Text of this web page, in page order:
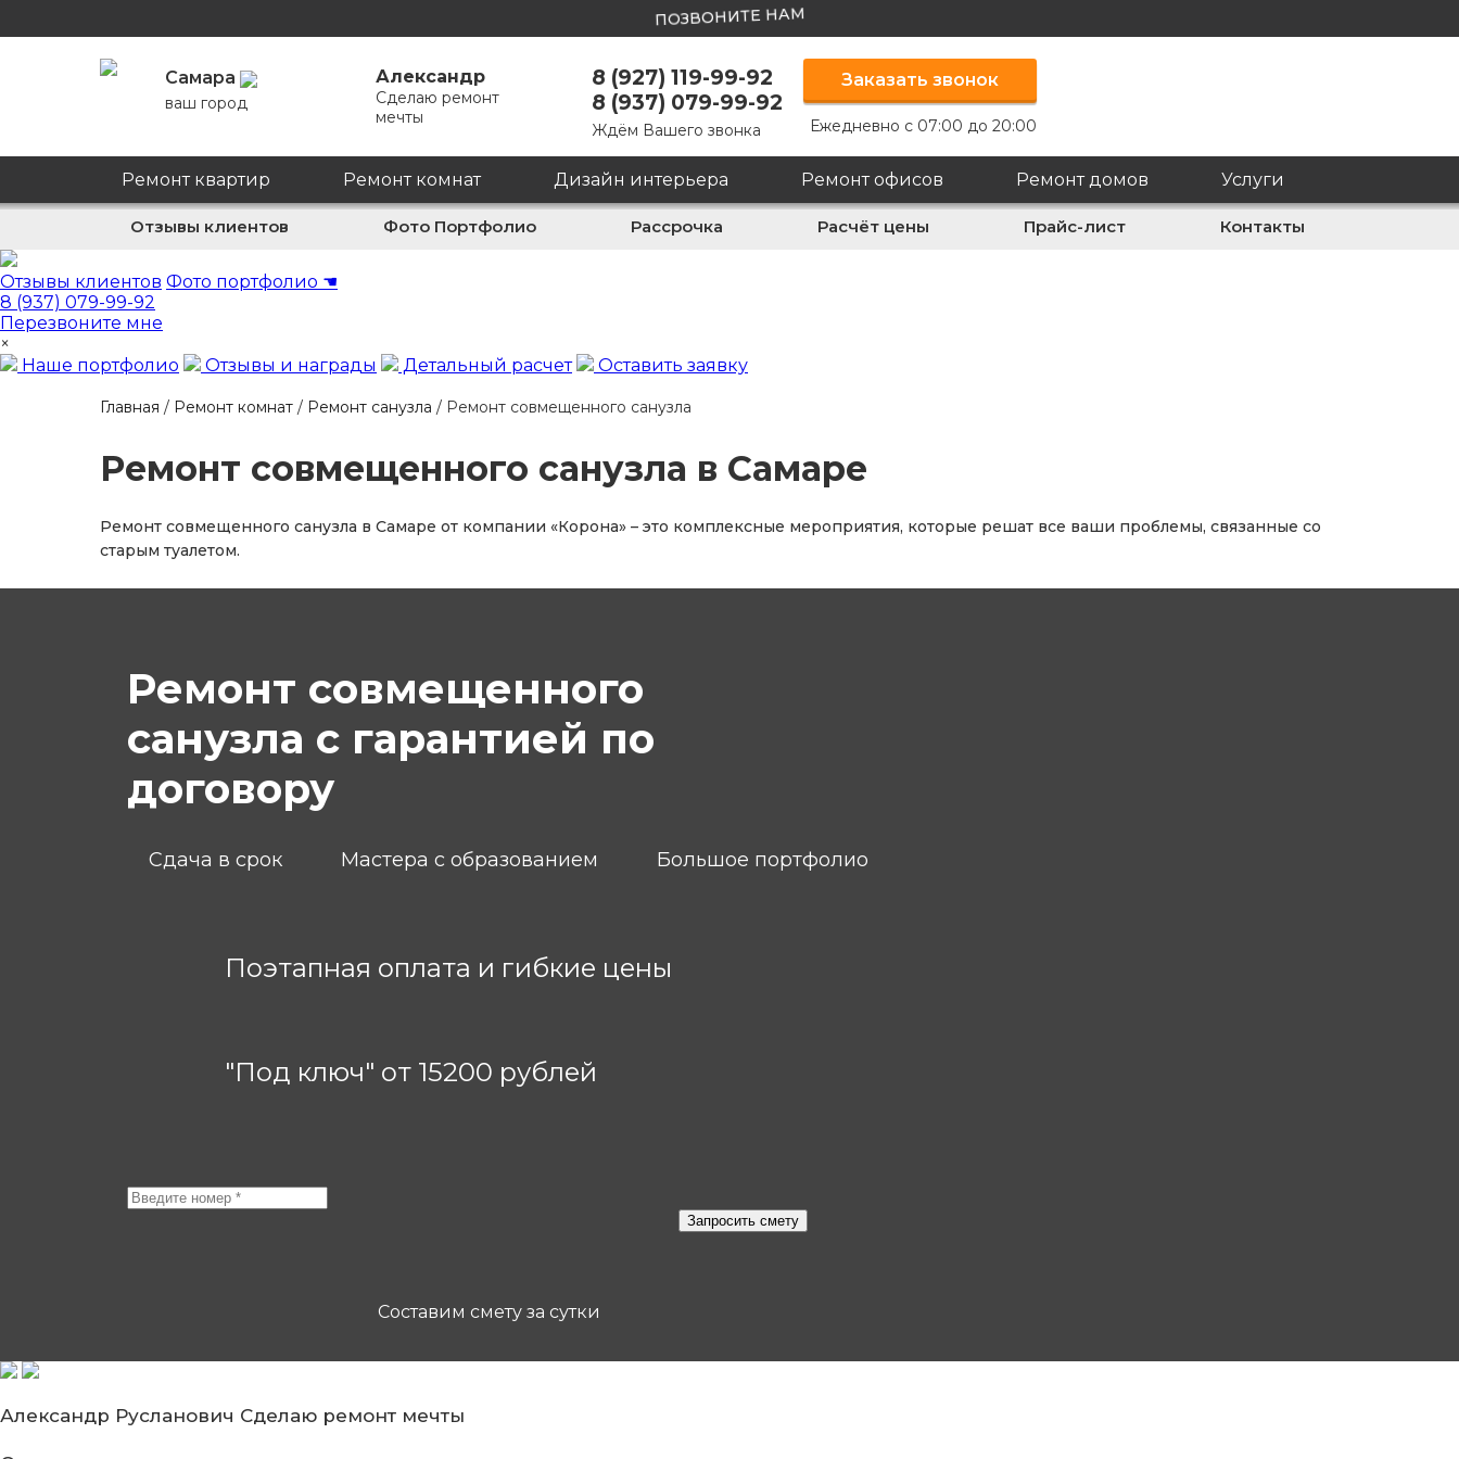
ПОЗВОНИТЕ НАМ
Самара
ваш город
Александр
Сделаю ремонт
мечты
8 (927) 119-99-92
8 (937) 079-99-92
Ждём Вашего звонка
Заказать звонок
Ежедневно с 07:00 до 20:00
Ремонт квартир Ремонт комнат Дизайн интерьера Ремонт офисов Ремонт домов Услуги
Отзывы клиентов Фото Портфолио Рассрочка Расчёт цены Прайс-лист Контакты
Отзывы клиентов Фото портфолио ☚
8 (937) 079-99-92
Перезвоните мне
×
Наше портфолио
Отзывы и награды Детальный расчет Оставить заявку
Главная / Ремонт комнат / Ремонт санузла / Ремонт совмещенного санузла
Ремонт совмещенного санузла в Самаре
Ремонт совмещенного санузла в Самаре от компании «Корона» – это комплексные мероприятия, которые решат все ваши проблемы, связанные со
старым туалетом.
Ремонт совмещенного
санузла с гарантией по
договору
Сдача в срок Мастера с образованием Большое портфолио
Поэтапная оплата и гибкие цены
"Под ключ" от 15200 рублей
Составим смету за сутки
Александр Русланович Сделаю ремонт мечты